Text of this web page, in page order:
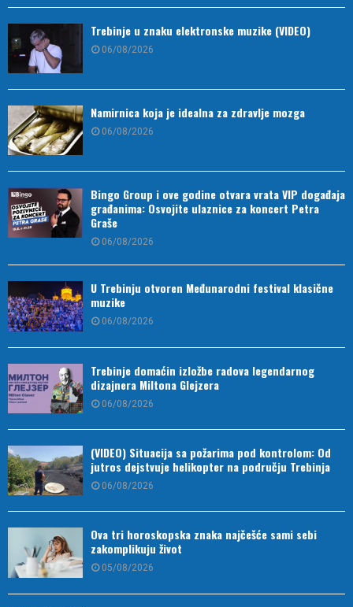
Trebinje u znaku elektronske muzike (VIDEO)
06/08/2026
Namirnica koja je idealna za zdravlje mozga
06/08/2026
Bingo Group i ove godine otvara vrata VIP događaja
građanima: Osvojite ulaznice za koncert Petra
Graše
06/08/2026
U Trebinju otvoren Međunarodni festival klasične
muzike
06/08/2026
Trebinje domaćin izložbe radova legendarnog
dizajnera Miltona Glejzera
06/08/2026
(VIDEO) Situacija sa požarima pod kontrolom: Od
jutros dejstvuje helikopter na području Trebinja
06/08/2026
Ova tri horoskopska znaka najčešće sami sebi
zakomplikuju život
05/08/2026